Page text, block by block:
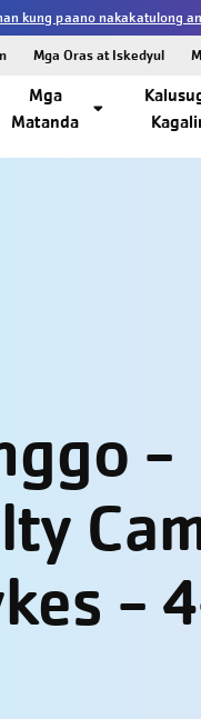
kung paano nakakatulong
Mga
Matanda
Mga Oras at Iskedyul
-
-